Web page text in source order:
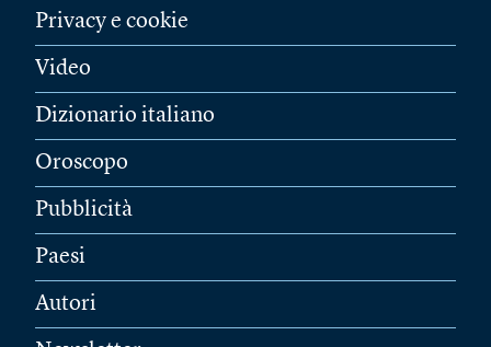
Privacy e cookie
Video
Dizionario italiano
Oroscopo
Pubblicità
Paesi
Autori